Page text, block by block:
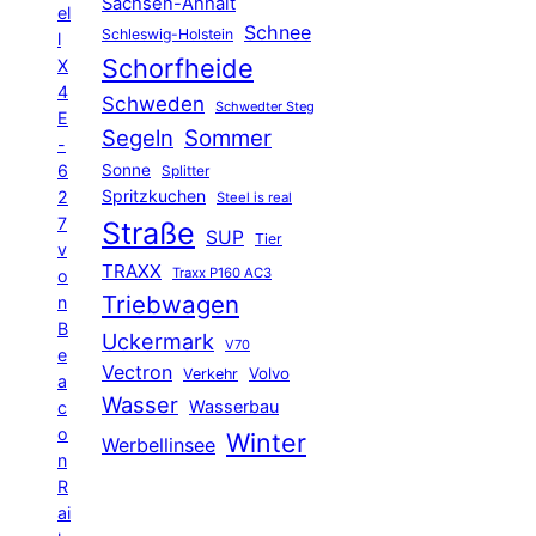
el
l
X
4
E
-
6
2
7
v
o
n
B
e
a
c
o
n
R
ai
Schleswig-Holstein Schnee
Schorfheide
Schweden Schwedter Steg
Segeln Sommer
Sonne Splitter
Spritzkuchen Steel is real
Straße SUP Tier
TRAXX Traxx P160 AC3
Triebwagen
Uckermark V70
Vectron Verkehr Volvo
Wasser Wasserbau
Werbellinsee Winter